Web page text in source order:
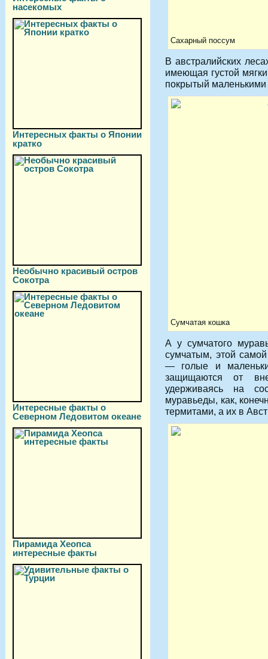
насекомых
Интересных факты о Японии
кратко
Необычно красивый остров
Сокотра
Интересные факты о
Северном Ледовитом океане
Пирамида Хеопса
интересные факты
Сахарный поссум
В австралийских
имеющая густой
покрытый
Сумчатая кошка
А у сумчатого
сумчатым, этой
— голые и
защищаются от
удерживаясь на
муравьеды, как,
термитами, а их в